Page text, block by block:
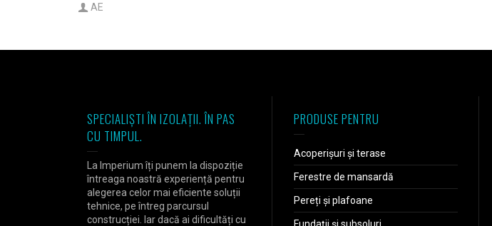
AE
SPECIALIȘTI ÎN IZOLAȚII. ÎN PAS
CU TIMPUL.
La Imperium îți punem la dispoziție
întreaga noastră experiență pentru
alegerea celor mai eficiente soluții
tehnice, pe întreg parcursul
construcției. Iar dacă ai dificultăți cu
PRODUSE PENTRU
Acoperișuri și terase
Ferestre de mansardă
Pereți și plafoane